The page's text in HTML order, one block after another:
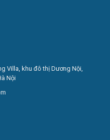
Villa, khu đô thị Dương Nội,
Nội